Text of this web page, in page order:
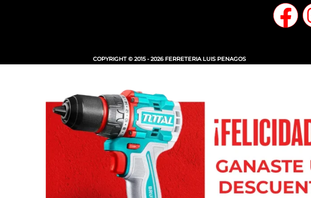
COPYRIGHT © 2015 - 2026 FERRETERIA LUIS PENAGOS